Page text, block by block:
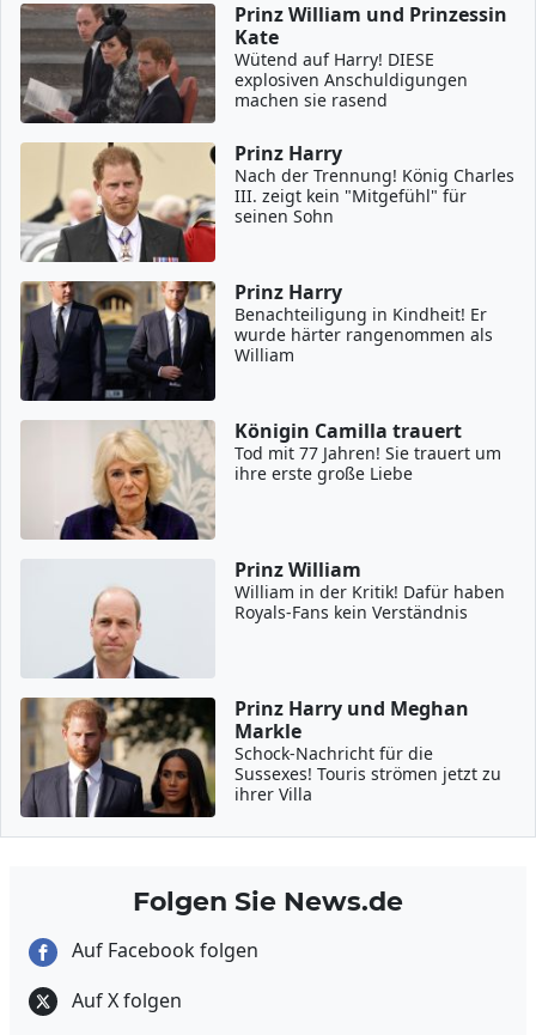
Prinz William und Prinzessin
Kate
Wütend auf Harry! DIESE
explosiven Anschuldigungen
machen sie rasend
Prinz Harry
Nach der Trennung! König Charles
III. zeigt kein "Mitgefühl" für
seinen Sohn
Prinz Harry
Benachteiligung in Kindheit! Er
wurde härter rangenommen als
William
Königin Camilla trauert
Tod mit 77 Jahren! Sie trauert um
ihre erste große Liebe
Prinz William
William in der Kritik! Dafür haben
Royals-Fans kein Verständnis
Prinz Harry und Meghan
Markle
Schock-Nachricht für die
Sussexes! Touris strömen jetzt zu
ihrer Villa
Folgen Sie News.de
Auf Facebook folgen
Auf X folgen